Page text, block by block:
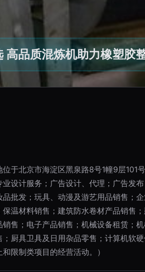
高品质混炼机助力橡塑胶
北京市海淀区黑泉路8号1幢9层101
设计服务；广告设计、代理；广告发
批发；玩具、动漫及游艺用品销售；
温材料销售；建筑防水卷材产品销售
售；电子产品销售；机械设备租赁；
厨具卫具及日用杂品零售；计算机软
限制类项目的经营活动。）